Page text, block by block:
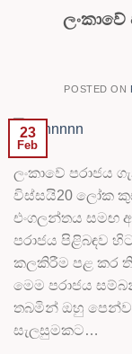
POSTED ON
23
Feb
ලංකාවේ පරාජය
විස්සයි20 ලෝක
එංගලන්තය සමඟ
පරාජය පිළිබඳව
කලකිරීම පළ කර
මෙම පරාජය
තබමින් ඔහු
සැලසුමකට…